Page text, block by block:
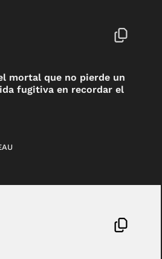
mortal que no pierde un
fugitiva en recordar el